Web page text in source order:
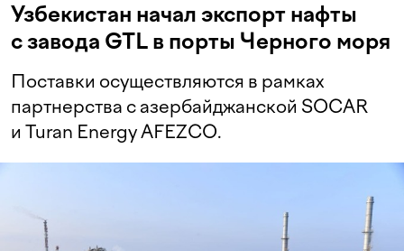
Узбекистан начал экспорт нафты
с завода GTL в порты Черного моря
Поставки осуществляются в рамках
партнерства с азербайджанской SOCAR
и Turan Energy AFEZCO.